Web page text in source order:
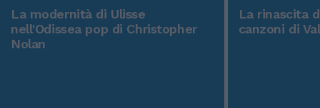
La modernità di Ulisse
nell'Odissea pop di Christopher
Nolan
La rinascita
canzoni di